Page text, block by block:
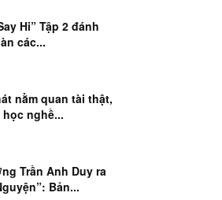
Hi” Tập 2 đánh
các...
nằm quan tài thật,
nghề...
Trần Anh Duy ra
Bản...